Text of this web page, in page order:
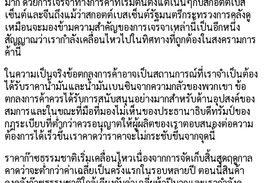
เซ็นต์และจีนถึงแม้ว่าสกอตต์เบสเซ็นต์รัฐมนตรีกระทรวงการคลังดู
เหมือนจะมองข้ามความสำคัญของการเจรจาเหล่านี้เป็นอีกหนึ่ง
สัญญาณว่าเรากำลังเคลื่อนไหวไปในทิศทางที่ถูกต้องในสงครามการ
ค้านี้
ในความเป็นจริงข้อตกลงการค้าอาจเป็นสถานการณ์ที่เราจำเป็นต้อง
ได้รับราคาน้ำมันและน้ำมันเบนซินจากความกลัวของพวกเขา ข้อ
ตกลงการค้าควรได้รับการสนับสนุนอย่างมากสำหรับด้านอุปสงค์ของ
สมการและในขณะที่มือที่มองไม่เห็นของประธานาธิบดีทรัมป์ของ
กฎระเบียบที่ต่ำกว่าควรอนุญาตให้ผู้ผลิตของเราตอบสนองต่อความ
ต้องการได้เร็วขึ้นเราคาดว่าราคาจะไม่กระชับขึ้นจากจุดนี้
ราคาก๊าซธรรมชาติเริ่มเคลื่อนไหวเนื่องจากการจัดเก็บสิ้นสุดฤดูกาล
คาดว่าจะต่ำกว่าค่าเฉลี่ยเป็นครั้งแรกในรอบหลายปี ตอนนี้สินค้า